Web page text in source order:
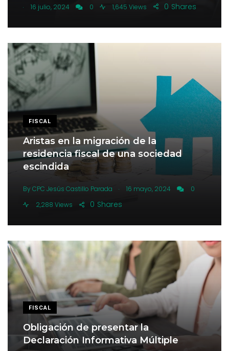
.
16 julio, 2024 0 1,645 Views Shares
0
FISCAL
Aristas en la migración de la
residencia fiscal de una sociedad
escindida
By CPC Jesús Castillo Parada . 16 mayo, 2024
0
2,288 Views
Shares
0
FISCAL
Obligación de presentar la
Declaración Informativa Múltiple